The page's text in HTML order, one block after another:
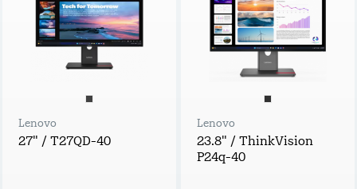
Lenovo
27" / T27QD-40
Lenovo
23.8" / ThinkVision
P24q-40